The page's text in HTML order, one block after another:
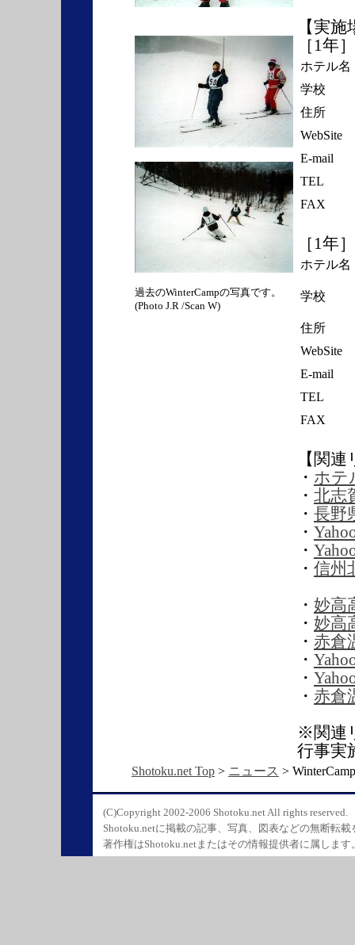
過去のWinterCampの写真です。
(Photo J.R /Scan W)
【実
［1年
ホテル名
学校
住所
WebSite
E-mail
TEL
FAX
［1年
ホテル名
学校
住所
WebSite
E-mail
TEL
FAX
【関
・ ホ
・ 北志
・ 長野
・
・
・ 信州
・ 妙高
・ 妙高
・ 赤倉
・
・
・ 赤倉
※関連
行事実
Shotoku.net Top > ニュース >
(C)Copyright 2002-2006 Shotoku.net All rights reserved.
Shotoku.netに掲載の記事、写真、図表などの無断転載
著作権はShotoku.netまたはその情報提供者に属します